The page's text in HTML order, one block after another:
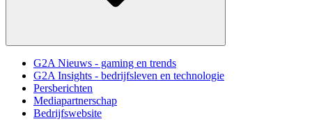
G2A Nieuws - gaming en trends
G2A Insights - bedrijfsleven en technologie
Persberichten
Mediapartnerschap
Bedrijfswebsite